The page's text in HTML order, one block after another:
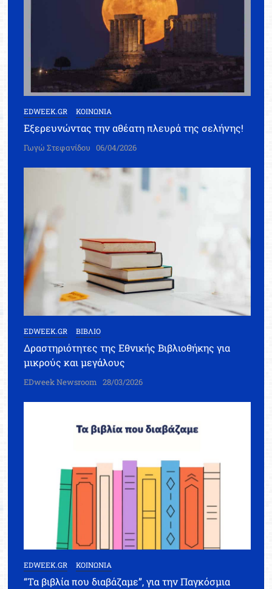
EDWEEK.GR ΚΟΙΝΩΝΙΑ
Εξερευνώντας την αθέατη πλευρά της σελήνης!
Γωγώ Στεφανίδου 06/04/2026
EDWEEK.GR ΒΙΒΛΙΟ
Δραστηριότητες της Εθνικής Βιβλιοθήκης για
μικρούς και μεγάλους
EDweek Newsroom 28/03/2026
EDWEEK.GR ΚΟΙΝΩΝΙΑ
“Τα βιβλία που διαβάζαμε”, για την Παγκόσμια